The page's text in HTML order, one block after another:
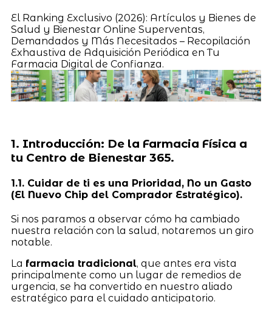
El Ranking Exclusivo (2026): Artículos y Bienes de
Salud y Bienestar Online Superventas,
Demandados y Más Necesitados – Recopilación
Exhaustiva de Adquisición Periódica en Tu
Farmacia Digital de Confianza.
1. Introducción: De la Farmacia Física a
tu Centro de Bienestar 365.
1.1. Cuidar de ti es una Prioridad, No un Gasto
(El Nuevo Chip del Comprador Estratégico).
Si nos paramos a observar cómo ha cambiado
nuestra relación con la salud, notaremos un giro
notable.
La farmacia tradicional, que antes era vista
principalmente como un lugar de remedios de
urgencia, se ha convertido en nuestro aliado
estratégico para el cuidado anticipatorio.